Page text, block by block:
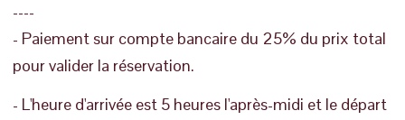
----
- Paiement sur compte bancaire du 25% du prix total
pour valider la réservation.
- L'heure d'arrivée est 5 heures l'après-midi et le départ